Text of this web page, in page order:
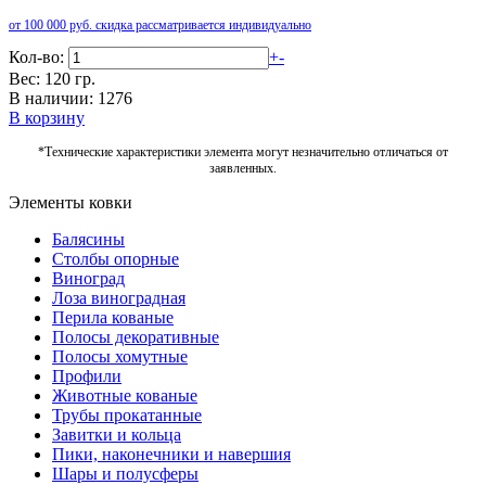
от 100 000 руб. скидка рассматривается индивидуально
Кол-во: +-
Вес: 120 гр.
В наличии: 1276
В корзину
*Технические характеристики элемента могут незначительно отличаться от
заявленных.
Элементы ковки
Балясины
Столбы опорные
Виноград
Лоза виноградная
Перила кованые
Полосы декоративные
Полосы хомутные
Профили
Животные кованые
Трубы прокатанные
Завитки и кольца
Пики, наконечники и навершия
Шары и полусферы